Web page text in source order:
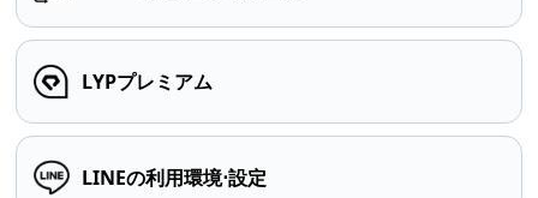
LYPプレミアム
LINEの利用環境⋅設定